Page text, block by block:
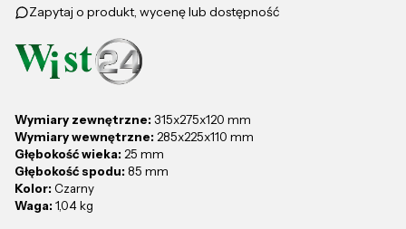
Zapytaj o produkt, wycenę lub dostępność
Wymiary zewnętrzne: 315x275x120 mm
Wymiary wewnętrzne: 285x225x110 mm
Głębokość wieka: 25 mm
Głębokość spodu: 85 mm
Kolor: Czarny
Waga: 1,04 kg